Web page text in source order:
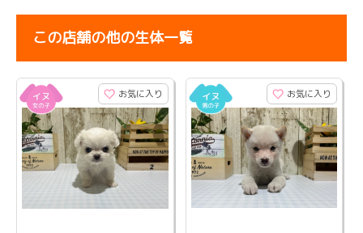
この店舗の他の生体一覧
お気に入り お気に入り